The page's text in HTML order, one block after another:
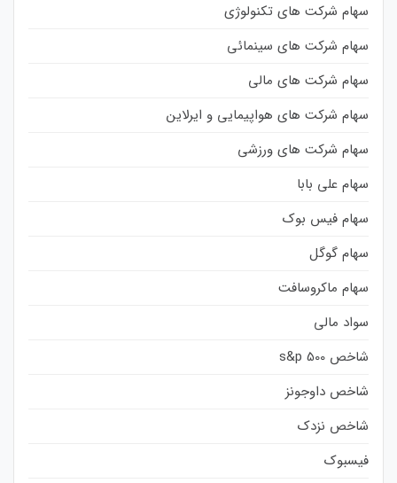
سهام شرکت های تکنولوژی
سهام شرکت های سینمائی
سهام شرکت های مالی
سهام شرکت های هواپیمایی و ایرلاین
سهام شرکت های ورزشی
سهام علی بابا
سهام فیس بوک
سهام گوگل
سهام ماکروسافت
سواد مالی
شاخص s&p 500
شاخص داوجونز
شاخص نزدک
فیسبوک